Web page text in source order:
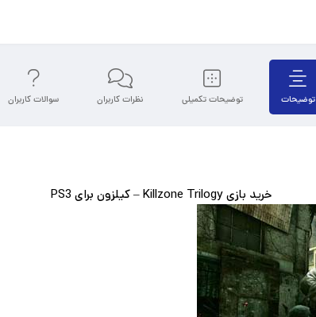
توضیحات توضیحات تکمیلی نظرات کاربران سوالات کاربران
خرید بازی Killzone Trilogy – کیلزون برای PS3